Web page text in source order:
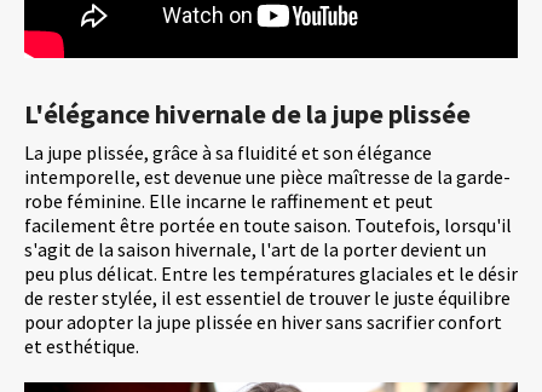
L'élégance hivernale de la jupe plissée
La jupe plissée, grâce à sa fluidité et son élégance
intemporelle, est devenue une pièce maîtresse de la garde-
robe féminine. Elle incarne le raffinement et peut
facilement être portée en toute saison. Toutefois, lorsqu'il
s'agit de la saison hivernale, l'art de la porter devient un
peu plus délicat. Entre les températures glaciales et le désir
de rester stylée, il est essentiel de trouver le juste équilibre
pour adopter la jupe plissée en hiver sans sacrifier confort
et esthétique.